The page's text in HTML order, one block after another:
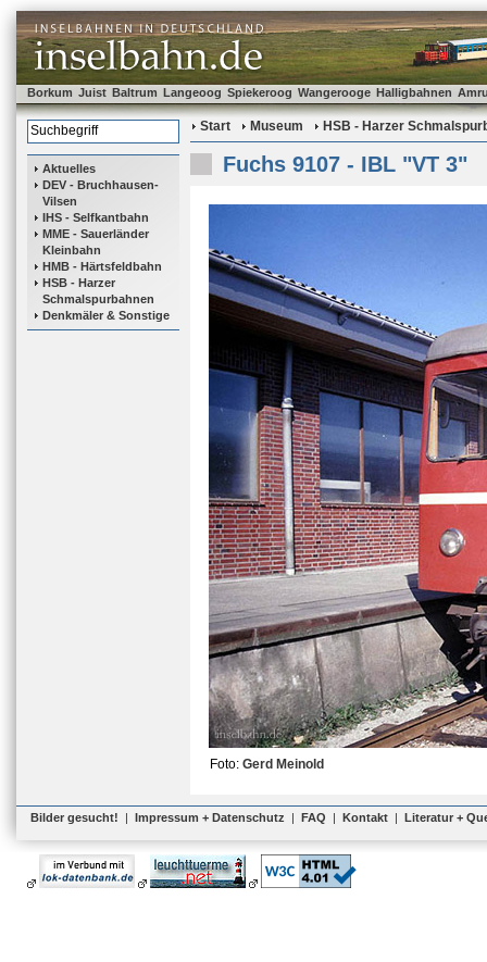
Borkum Juist Baltrum Langeoog Spiekeroog Wangerooge Halligbahnen
Aktuelles
DEV - Bruchhausen-
Vilsen
IHS - Selfkantbahn
MME - Sauerländer
Kleinbahn
HMB - Härtsfeldbahn
HSB - Harzer
Schmalspurbahnen
Denkmäler & Sonstige
Start Museum HSB - Harzer
Fuchs 9107 - IBL "VT 3"
Foto: Gerd Meinold
Bilder gesucht! | Impressum + Datenschutz | FAQ | Kontakt | Literatur +